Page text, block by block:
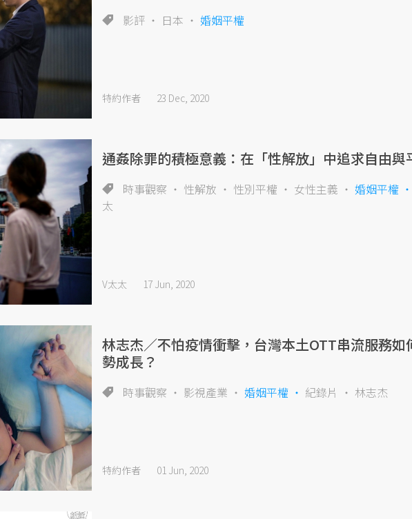
影評 日本 婚姻平權
特約作者 23 Dec, 2020
通姦除罪的積極意義：在「性解放」中追求自由與
時事觀察 性解放 性別平權 女性主義
婚姻平權
太
V太太 17 Jun, 2020
林志杰／不怕疫情衝擊，台灣本土OTT串流服務如
勢成長？
時事觀察 影視產業 婚姻平權 紀錄片 林志杰
特約作者 01 Jun, 2020